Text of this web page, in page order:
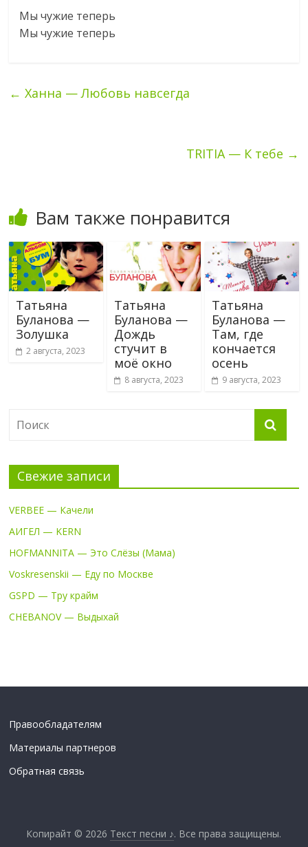
Мы чужие теперь
Мы чужие теперь
← Ханна — Любовь навсегда
TRITIA — К тебе →
Вам также понравится
Татьяна
Буланова —
Золушка
2 августа, 2023
Татьяна
Буланова —
Дождь
стучит в
моё окно
8 августа, 2023
Татьяна
Буланова —
Там, где
кончается
осень
9 августа, 2023
Свежие записи
VERBEE — Качели
АИГЕЛ — KERN
HOFMANNITA — Это Слёзы (Мама)
Voskresenskii — Еду по Москве
GSPD — Тру крайм
CHEBANOV — Выдыхай
Правообладателям
Материалы партнеров
Обратная связь
Копирайт © 2026 Текст песни ♪. Все права защищены.